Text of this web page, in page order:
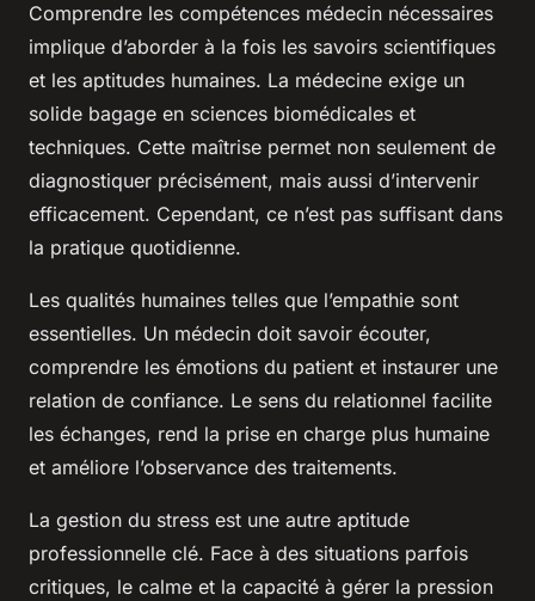
Comprendre les compétences médecin nécessaires
implique d’aborder à la fois les savoirs scientifiques
et les aptitudes humaines. La médecine exige un
solide bagage en sciences biomédicales et
techniques. Cette maîtrise permet non seulement de
diagnostiquer précisément, mais aussi d’intervenir
efficacement. Cependant, ce n’est pas suffisant dans
la pratique quotidienne.
Les qualités humaines telles que l’empathie sont
essentielles. Un médecin doit savoir écouter,
comprendre les émotions du patient et instaurer une
relation de confiance. Le sens du relationnel facilite
les échanges, rend la prise en charge plus humaine
et améliore l’observance des traitements.
La gestion du stress est une autre aptitude
professionnelle clé. Face à des situations parfois
critiques, le calme et la capacité à gérer la pression